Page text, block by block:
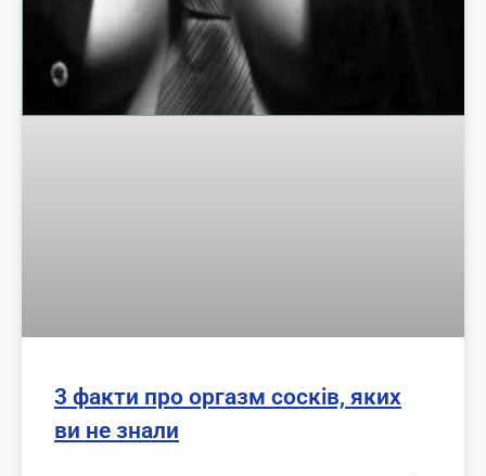
3 факти про оргазм сосків, яких
ви не знали